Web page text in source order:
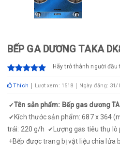
BẾP GA DƯƠNG TAKA
Hãy trở thành người
Thích Lượt xem: 1518 Ngày đăng: 31/
✔Tên sản phẩm: Bếp gas dương
✔ Kích thước sản phẩm: 687 x 364
trái: 220 g/h ✔ Lượng gas tiêu thụ
+Bếp được trang bị vật liệu chia lửa